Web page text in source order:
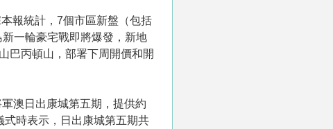
報統計，7個市區新盤（包括
一輪豪宅戰即將爆發，新地
巴丙頓山，部署下周開價和開
澳日出康城第五期，提供約
時表示，日出康城第五期共